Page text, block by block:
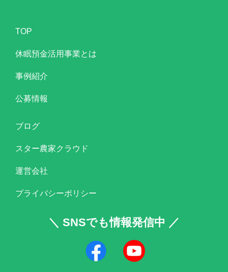
TOP
休眠預金活用事業とは
事例紹介
公募情報
ブログ
スター農家クラウド
運営会社
プライバシーポリシー
＼ SNSでも情報発信中 ／